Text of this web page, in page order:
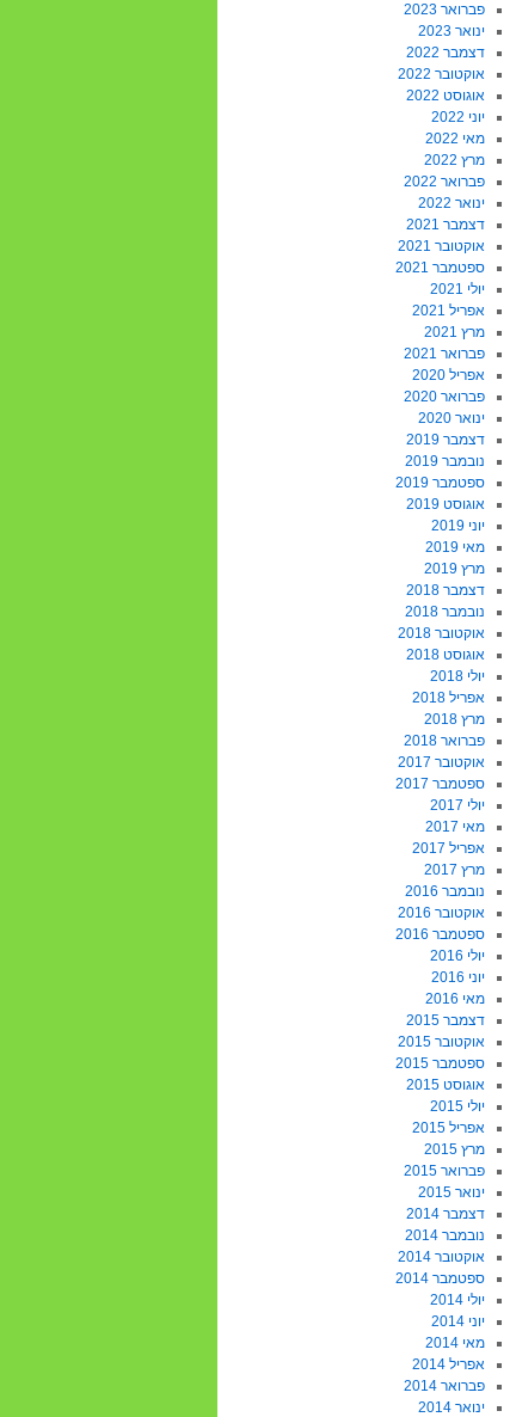
פברואר 2023
ינואר 2023
דצמבר 2022
אוקטובר 2022
אוגוסט 2022
יוני 2022
מאי 2022
מרץ 2022
פברואר 2022
ינואר 2022
דצמבר 2021
אוקטובר 2021
ספטמבר 2021
יולי 2021
אפריל 2021
מרץ 2021
פברואר 2021
אפריל 2020
פברואר 2020
ינואר 2020
דצמבר 2019
נובמבר 2019
ספטמבר 2019
אוגוסט 2019
יוני 2019
מאי 2019
מרץ 2019
דצמבר 2018
נובמבר 2018
אוקטובר 2018
אוגוסט 2018
יולי 2018
אפריל 2018
מרץ 2018
פברואר 2018
אוקטובר 2017
ספטמבר 2017
יולי 2017
מאי 2017
אפריל 2017
מרץ 2017
נובמבר 2016
אוקטובר 2016
ספטמבר 2016
יולי 2016
יוני 2016
מאי 2016
דצמבר 2015
אוקטובר 2015
ספטמבר 2015
אוגוסט 2015
יולי 2015
אפריל 2015
מרץ 2015
פברואר 2015
ינואר 2015
דצמבר 2014
נובמבר 2014
אוקטובר 2014
ספטמבר 2014
יולי 2014
יוני 2014
מאי 2014
אפריל 2014
פברואר 2014
ינואר 2014